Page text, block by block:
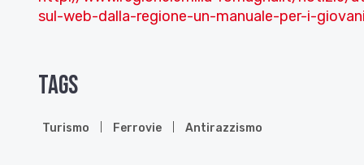
sul-web-dalla-regione-un-manuale-per-i-
Tags
Turismo Ferrovie Antirazzismo